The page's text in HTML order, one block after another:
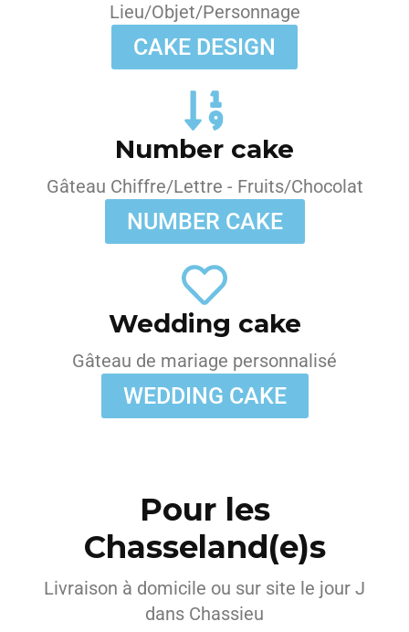
Lieu/Objet/Personnage
CAKE DESIGN
Number cake
Gâteau Chiffre/Lettre - Fruits/Chocolat
NUMBER CAKE
Wedding cake
Gâteau de mariage personnalisé
WEDDING CAKE
Pour les
Chasseland(e)s
Livraison à domicile ou sur site le jour J
dans Chassieu